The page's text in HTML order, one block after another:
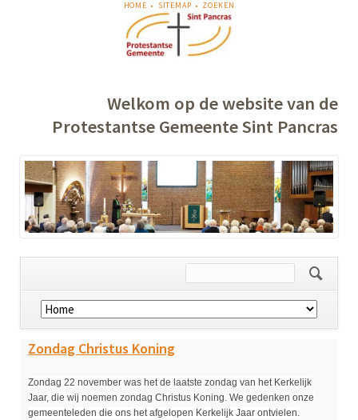
NAVIGATIE
OVERSLAAN
HOME SITEMAP ZOEKEN
Welkom op de website van de
Protestantse Gemeente Sint Pancras
Navigatie
overslaan
Zondag Christus Koning
Zondag 22 november was het de laatste zondag van het Kerkelijk
Jaar, die wij noemen zondag Christus Koning. We gedenken onze
gemeenteleden die ons het afgelopen Kerkelijk Jaar ontvielen.